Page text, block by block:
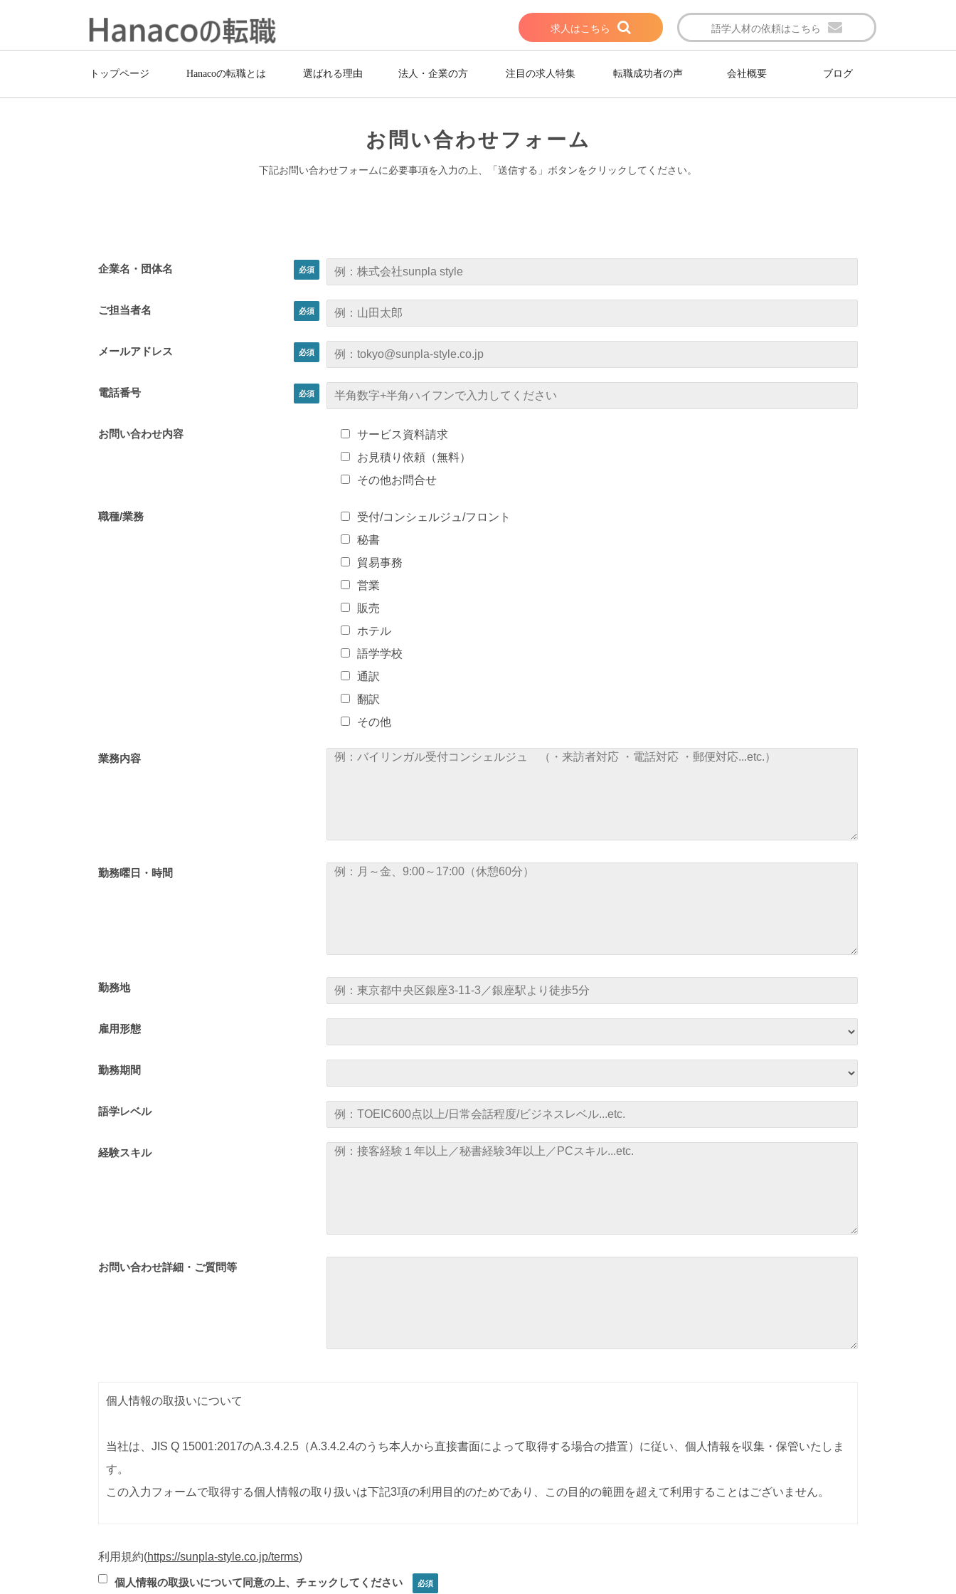
求人はこちら 語学人材の依頼はこちら
トップページ Hanacoの転職とは 選ばれる理由 法人・企業の方 注目の求人特集 転職成功者の声 会社概要 ブログ
お問い合わせフォーム
下記お問い合わせフォームに必要事項を入力の上、「送信する」ボタンをクリックしてください。
企業名・団体名
ご担当者名
メールアドレス
電話番号
お問い合わせ内容
サービス資料請求
お見積り依頼（無料）
その他お問合せ
職種/業務
受付/コンシェルジュ/フロント
秘書
貿易事務
営業
販売
ホテル
語学学校
通訳
翻訳
その他
業務内容
勤務曜日・時間
勤務地
雇用形態
勤務期間
語学レベル
経験スキル
お問い合わせ詳細・ご質問等
個人情報の取扱いについて
当社は、JIS Q 15001:2017のA.3.4.2.5（A.3.4.2.4のうち本人から直接書面によって取得する場合の措置）に従い、個人情報を収集・保管いたしま
す。
この入力フォームで取得する個人情報の取り扱いは下記3項の利用目的のためであり、この目的の範囲を超えて利用することはございません。
株式会社sunpla style
利用規約(https://sunpla-style.co.jp/terms)
個人情報の取扱いについて同意の上、チェックしてください